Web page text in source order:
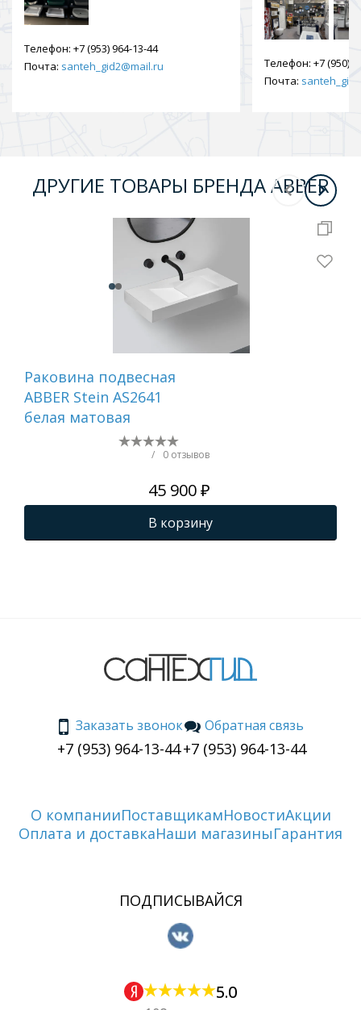
Телефон: +7 (953) 964-13-44
Почта: santeh_gid2@mail.ru Телефон: +7 (950)
Почта:
ДРУГИЕ ТОВАРЫ БРЕНДА ABBER
Раковина подвесная
ABBER Stein AS2641
белая матовая
/ 0 отзывов
45 900 ₽
В корзину
Заказать звонок
+7 (953) 964-13-44
Обратная связь
+7 (953) 964-13-44
О компанииПоставщикамНовостиАкции
Оплата и доставкаНаши магазиныГарантия
ПОДПИСЫВАЙСЯ
5.0